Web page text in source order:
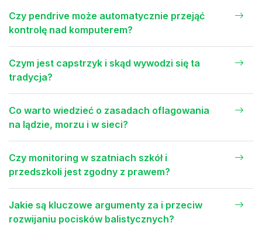
Czy pendrive może automatycznie przejąć
kontrolę nad komputerem?
Czym jest capstrzyk i skąd wywodzi się ta
tradycja?
Co warto wiedzieć o zasadach oflagowania
na lądzie, morzu i w sieci?
Czy monitoring w szatniach szkół i
przedszkoli jest zgodny z prawem?
Jakie są kluczowe argumenty za i przeciw
rozwijaniu pocisków balistycznych?